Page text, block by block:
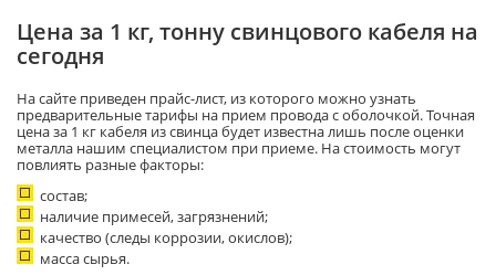
Цена за 1 кг, тонну свинцового кабеля на
сегодня
На сайте приведен прайс-лист, из которого можно узнать
предварительные тарифы на прием провода с оболочкой. Точная
цена за 1 кг кабеля из свинца будет известна лишь после оценки
металла нашим специалистом при приеме. На стоимость могут
повлиять разные факторы:
состав;
наличие примесей, загрязнений;
качество (следы коррозии, окислов);
масса сырья.